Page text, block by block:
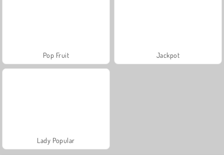
Pop Fruit Jackpot
Lady Popular